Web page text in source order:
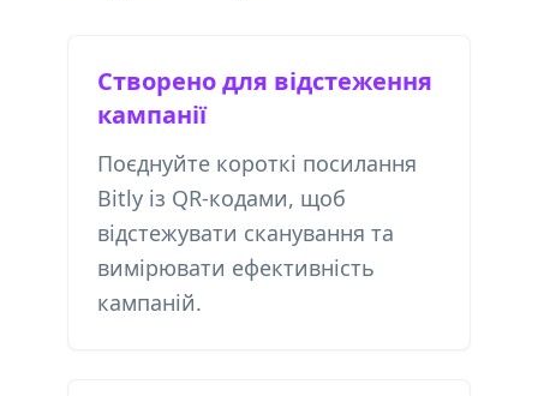
Створено для відстеження
кампанії
Поєднуйте короткі посилання
Bitly із QR-кодами, щоб
відстежувати сканування та
вимірювати ефективність
кампаній.